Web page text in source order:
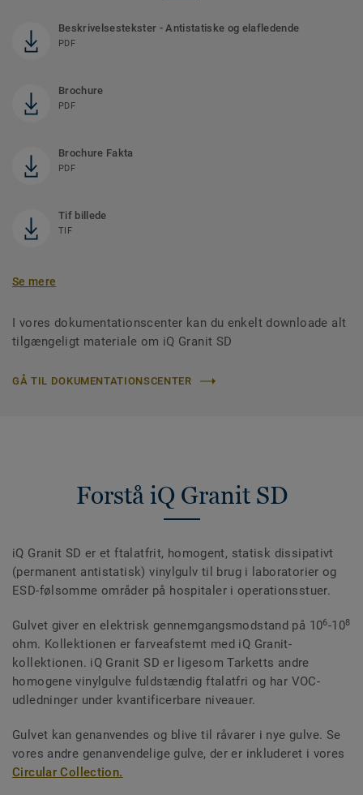
Beskrivelsestekster - Antistatiske og elafledende
PDF
Brochure
PDF
Brochure Fakta
PDF
Tif billede
TIF
Se mere
I vores dokumentationscenter kan du enkelt downloade alt
tilgængeligt materiale om iQ Granit SD
GÅ TIL DOKUMENTATIONSCENTER
Forstå iQ Granit SD
iQ Granit SD er et ftalatfrit, homogent, statisk dissipativt
(permanent antistatisk) vinylgulv til brug i laboratorier og
ESD-følsomme områder på hospitaler i operationsstuer.
Gulvet giver en elektrisk gennemgangsmodstand på 106-108
ohm. Kollektionen er farveafstemt med iQ Granit-
kollektionen. iQ Granit SD er ligesom Tarketts andre
homogene vinylgulve fuldstændig ftalatfri og har VOC-
udledninger under kvantificerbare niveauer.
Gulvet kan genanvendes og blive til råvarer i nye gulve. Se
vores andre genanvendelige gulve, der er inkluderet i vores
Circular Collection.